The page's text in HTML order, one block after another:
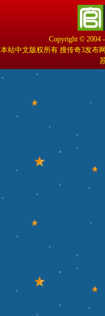
Copyright © 2004
本站中文版权所有 搜传奇3发布